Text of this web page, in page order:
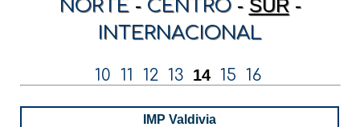
NORTE- CENTRO- SUR-
INTERNACIONAL
10 11 12 13 14 15 16
IMP Valdivia